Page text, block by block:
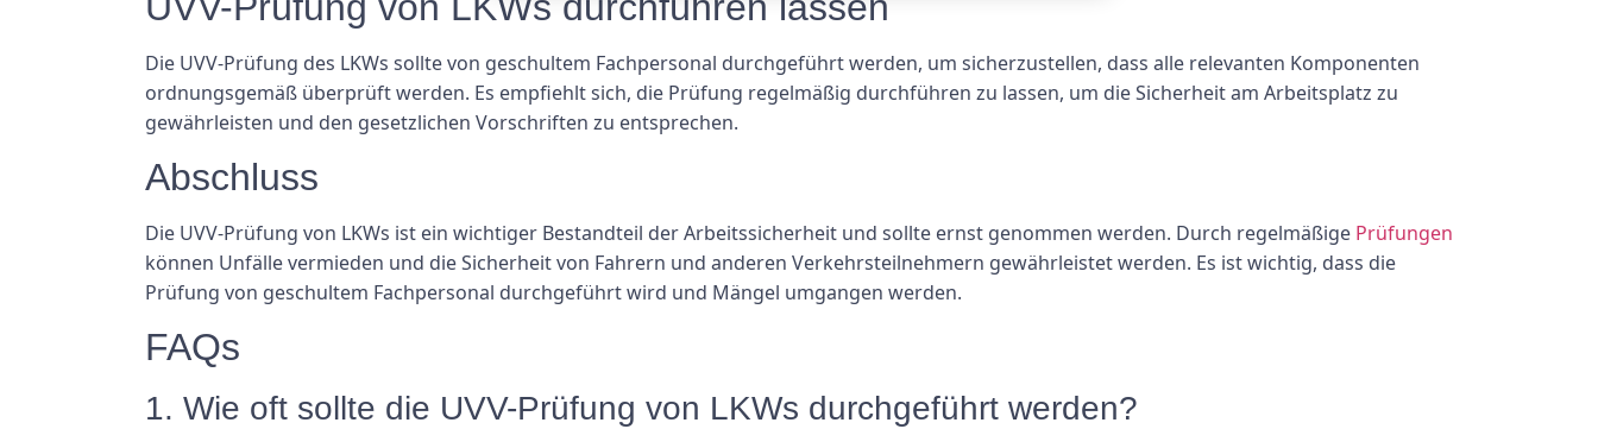
Die UVV-Prüfung des LKWs sollte von geschultem Fachpersonal durchgeführt werden, um sicherzustellen, dass alle relevanten Komponenten
ordnungsgemäß überprüft werden. Es empfiehlt sich, die Prüfung regelmäßig durchführen zu lassen, um die Sicherheit am Arbeitsplatz zu
gewährleisten und den gesetzlichen Vorschriften zu entsprechen.
Abschluss
Die UVV-Prüfung von LKWs ist ein wichtiger Bestandteil der Arbeitssicherheit und sollte ernst genommen werden. Durch regelmäßige Prüfungen
können Unfälle vermieden und die Sicherheit von Fahrern und anderen Verkehrsteilnehmern gewährleistet werden. Es ist wichtig, dass die
Prüfung von geschultem Fachpersonal durchgeführt wird und Mängel umgangen werden.
FAQs
1. Wie oft sollte die UVV-Prüfung von LKWs durchgeführt werden?